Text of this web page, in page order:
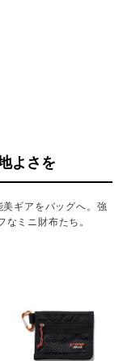
よさを
ギアをバッグへ。強
ミニ財布たち。